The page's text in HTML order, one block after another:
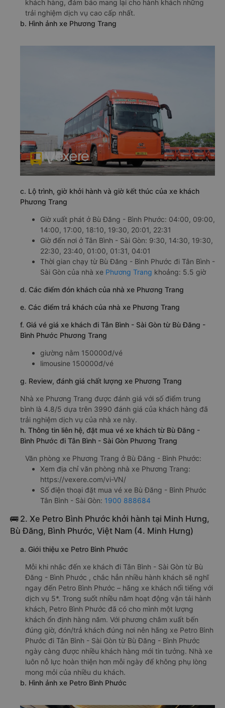
khách hàng, đảm bảo mang lại cho hành khách những
trải nghiệm dịch vụ cao cấp nhất.
b. Hình ảnh xe Phương Trang
c. Lộ trình, giờ khởi hành và giờ kết thúc của xe khách
Phương Trang
Giờ xuất phát ở Bù Đăng - Bình Phước: 04:00, 09:00,
14:00, 17:00, 18:10, 19:30, 20:01, 22:31
Giờ đến nơi ở Tân Bình - Sài Gòn: 9:30, 14:30, 19:30,
22:30, 23:40, 01:00, 01:31, 04:01
Thời gian chạy từ Bù Đăng - Bình Phước đi Tân Bình -
Sài Gòn của nhà xe Phương Trang khoảng: 5.5 giờ
d. Các điểm đón khách của nhà xe Phương Trang
e. Các điểm trả khách của nhà xe Phương Trang
f. Giá vé giá xe khách đi Tân Bình - Sài Gòn từ Bù Đăng -
Bình Phước Phương Trang
giường nằm 150000đ/vé
limousine 150000đ/vé
g. Review, đánh giá chất lượng xe Phương Trang
Nhà xe Phương Trang được đánh giá với số điểm trung
bình là 4.8/5 dựa trên 3990 đánh giá của khách hàng đã
trải nghiệm dịch vụ của nhà xe này.
h. Thông tin liên hệ, đặt mua vé xe khách từ Bù Đăng -
Bình Phước đi Tân Bình - Sài Gòn Phương Trang
Văn phòng xe Phương Trang ở Bù Đăng - Bình Phước:
Xem địa chỉ văn phòng nhà xe Phương Trang:
https://vexere.com/vi-VN/
Số điện thoại đặt mua vé xe Bù Đăng - Bình Phước
Tân Bình - Sài Gòn: 1900 888684
🚌 2. Xe Petro Bình Phước khởi hành tại Minh Hưng,
Bù Đăng, Bình Phước, Việt Nam (4. Minh Hưng)
a. Giới thiệu xe Petro Bình Phước
Mỗi khi nhắc đến xe khách đi Tân Bình - Sài Gòn từ Bù
Đăng - Bình Phước , chắc hẳn nhiều hành khách sẽ nghĩ
ngay đến Petro Bình Phước – hãng xe khách nổi tiếng với
dịch vụ 5*. Trong suốt nhiều năm hoạt động vận tải hành
khách, Petro Bình Phước đã có cho mình một lượng
khách ổn định hàng năm. Với phương châm xuất bến
đúng giờ, đón/trả khách đúng nơi nên hãng xe Petro Bình
Phước đi Tân Bình - Sài Gòn từ Bù Đăng - Bình Phước
ngày càng được nhiều khách hàng mới tin tưởng. Nhà xe
luôn nỗ lực hoàn thiện hơn mỗi ngày để không phụ lòng
mong mỏi của nhiều du khách.
b. Hình ảnh xe Petro Bình Phước